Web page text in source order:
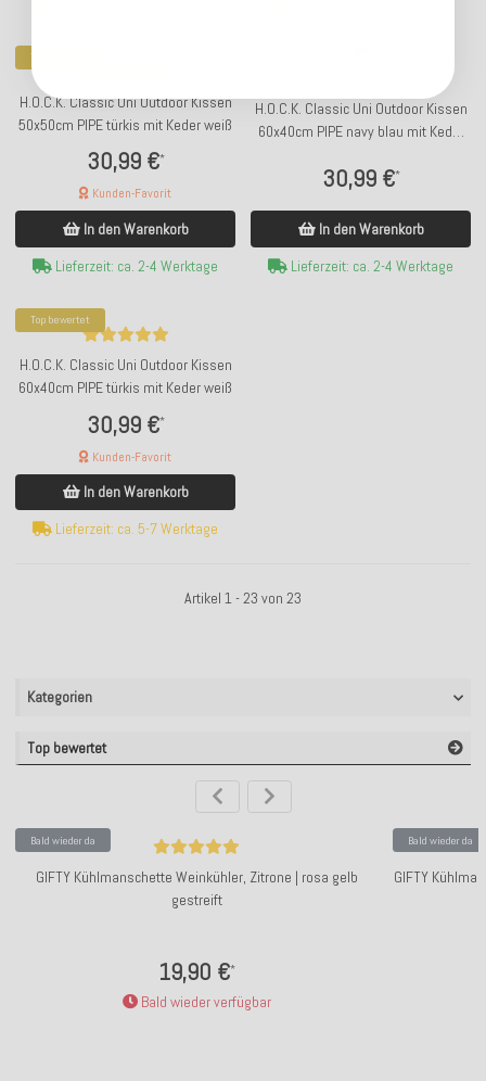
Top bewertet
H.O.C.K. Classic Uni Outdoor Kissen
50x50cm PIPE türkis mit Keder weiß
30,99 €*
Kunden-Favorit
In den Warenkorb
Lieferzeit: ca. 2-4 Werktage
H.O.C.K. Classic Uni Outdoor Kissen
60x40cm PIPE navy blau mit Keder
30,99 €*
In den Warenkorb
Lieferzeit: ca. 2-4 Werktage
Top bewertet
H.O.C.K. Classic Uni Outdoor Kissen
60x40cm PIPE türkis mit Keder weiß
30,99 €*
Kunden-Favorit
In den Warenkorb
Lieferzeit: ca. 5-7 Werktage
Artikel 1 - 23 von 23
Kategorien
Top bewertet
Bald wieder da
GIFTY Kühlmanschette Weinkühler, Zitrone | rosa gelb
gestreift
19,90 €*
Bald wieder verfügbar
Bald wieder da
GIFTY